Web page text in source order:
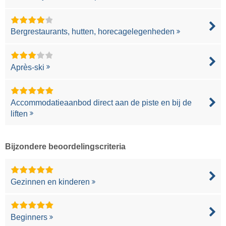
Bergrestaurants, hutten, horecagelegenheden
Après-ski
Accommodatieaanbod direct aan de piste en bij de
liften
Bijzondere beoordelingscriteria
Gezinnen en kinderen
Beginners